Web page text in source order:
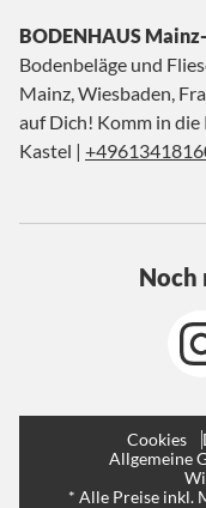
BODENHAUS
Bodenbeläge und
Mainz, Wiesbaden,
auf Dich! Komm in
Kastel |
Noch
Cookies
Allgemeine
* Alle Preise inkl.